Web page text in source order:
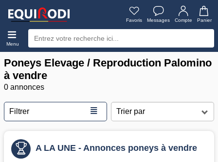
Favoris Messages Compte Panier
Menu
Poneys Elevage / Reproduction Palomino
à vendre
0 annonces
Filtrer ≣
A LA UNE - Annonces poneys à vendre